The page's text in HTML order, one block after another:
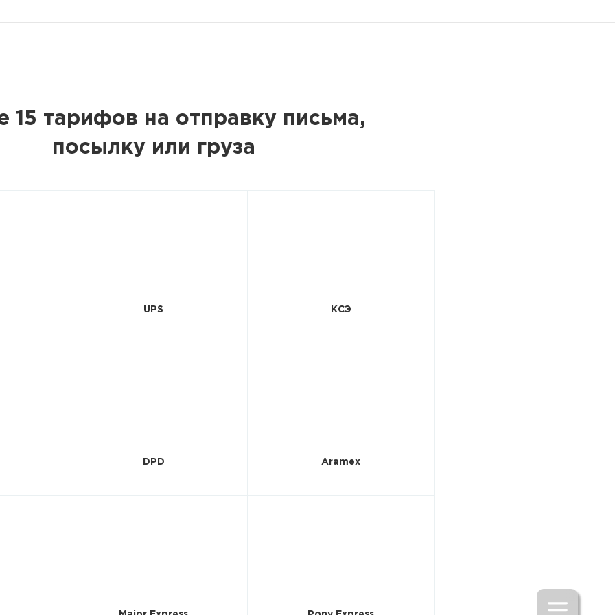
15 тарифов на отправку письма,
посылку или груза
UPS КСЭ
DPD Aramex